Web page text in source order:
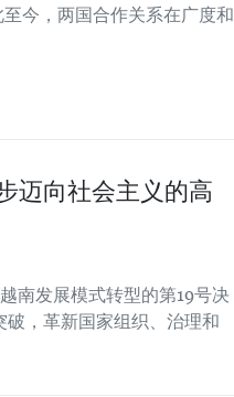
今，两国合作关系在广度和
迈向社会主义的高
南发展模式转型的第19号决
，革新国家组织、治理和